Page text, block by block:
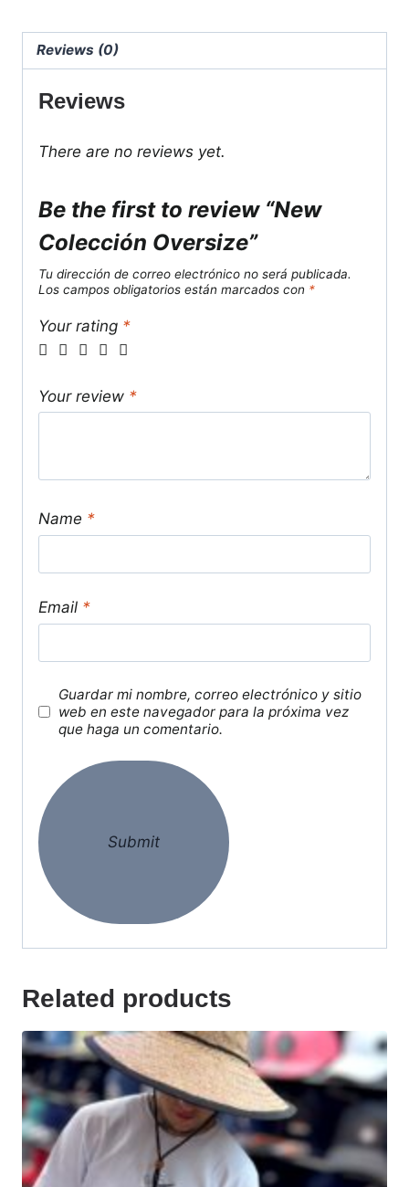
Reviews (0)
Reviews
There are no reviews yet.
Be the first to review “New
Colección Oversize”
Tu dirección de correo electrónico no será publicada.
Los campos obligatorios están marcados con *
Your rating *
Your review *
Name *
Email *
Guardar mi nombre, correo electrónico y sitio
web en este navegador para la próxima vez
que haga un comentario.
Related products